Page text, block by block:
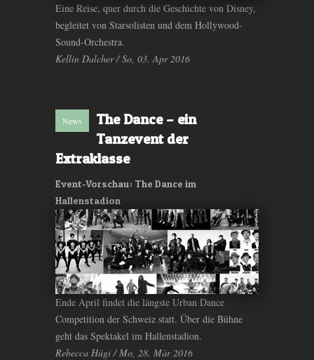
Eine Reise, quer durch die Geschichte von Disney,
begleitet von Starsolisten und dem Hollywood-
Sound-Orchestra.
Kellin Dalcher / So, 03. Apr 2016
News
The Dance – ein
Tanzevent der
Extraklasse
Event-Vorschau: The Dance im
Hallenstadion
Ende April findet die längste Urban Dance
Competition der Schweiz statt. Über die Bühne
geht das Spektakel im Hallenstadion.
Rebecca Hügi / Mo, 28. Mär 2016